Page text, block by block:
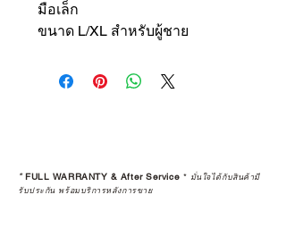
มือเล็ก
ขนาด L/XL สำหรับผู้ชาย
*FULL WARRANTY & After Service * มั่นใจได้กับสินค้ามี
รับประกัน พร้อมบริการหลังการขาย